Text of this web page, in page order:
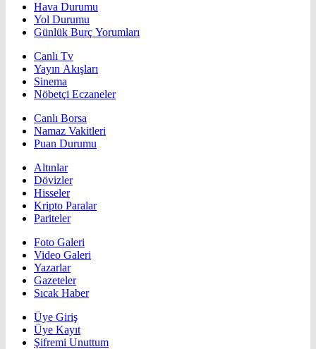
Hava Durumu
Yol Durumu
Günlük Burç Yorumları
Canlı Tv
Yayın Akışları
Sinema
Nöbetçi Eczaneler
Canlı Borsa
Namaz Vakitleri
Puan Durumu
Altınlar
Dövizler
Hisseler
Kripto Paralar
Pariteler
Foto Galeri
Video Galeri
Yazarlar
Gazeteler
Sıcak Haber
Üye Giriş
Üye Kayıt
Şifremi Unuttum